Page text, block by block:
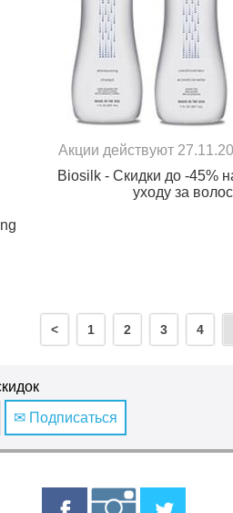
Акции действуют
Biosilk - Скидки до -45%
уходу за
< 1 2 3 4
✉ Подписаться